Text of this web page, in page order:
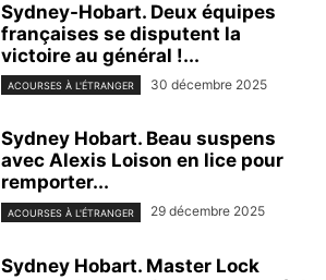
Sydney-Hobart. Deux équipes
françaises se disputent la
victoire au général !...
ACOURSES À L'ÉTRANGER 30 décembre 2025
Sydney Hobart. Beau suspens
avec Alexis Loison en lice pour
remporter...
ACOURSES À L'ÉTRANGER 29 décembre 2025
Sydney Hobart. Master Lock